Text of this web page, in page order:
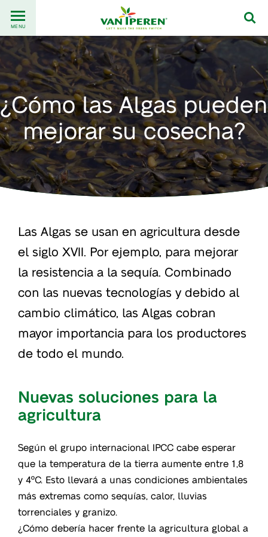
content
Back
to
homepage
MENU
¿Cómo las Algas pueden
mejorar su cosecha?
Las Algas se usan en agricultura desde
el siglo XVII. Por ejemplo, para mejorar
la resistencia a la sequía. Combinado
con las nuevas tecnologías y debido al
cambio climático, las Algas cobran
mayor importancia para los productores
de todo el mundo.
Nuevas soluciones para la
agricultura
Según el grupo internacional IPCC cabe esperar
que la temperatura de la tierra aumente entre 1,8
y 4ºC. Esto llevará a unas condiciones ambientales
más extremas como sequías, calor, lluvias
torrenciales y granizo.
¿Cómo debería hacer frente la agricultura global a